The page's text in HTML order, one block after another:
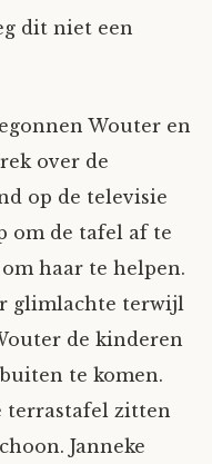
dit niet een
Wouter en
over de
op de televisie
om de tafel af te
haar te helpen.
glimlachte terwijl
de kinderen
te komen.
terrastafel zitten
Janneke